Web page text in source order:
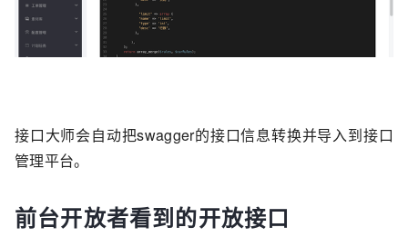
接口大师会自动把swagger的接口信息转换并导入到接口
管理平台。
前台开放者看到的开放接口